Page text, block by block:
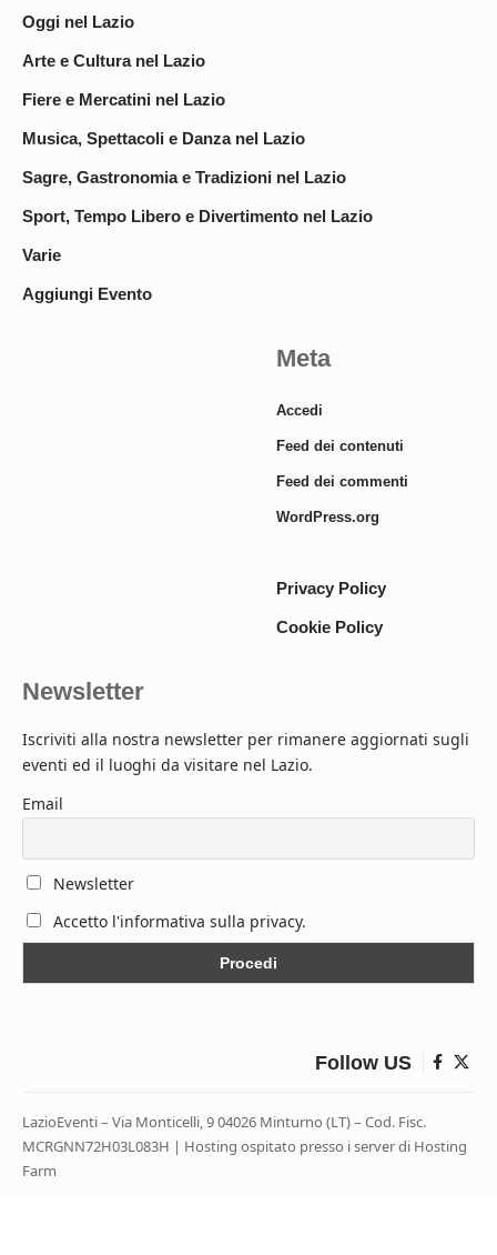
Oggi nel Lazio
Arte e Cultura nel Lazio
Fiere e Mercatini nel Lazio
Musica, Spettacoli e Danza nel Lazio
Sagre, Gastronomia e Tradizioni nel Lazio
Sport, Tempo Libero e Divertimento nel Lazio
Varie
Aggiungi Evento
Meta
Accedi
Feed dei contenuti
Feed dei commenti
WordPress.org
Privacy Policy
Cookie Policy
Newsletter
Iscriviti alla nostra newsletter per rimanere aggiornati sugli
eventi ed il luoghi da visitare nel Lazio.
Email
Newsletter
Accetto l'informativa sulla privacy.
Follow US
LazioEventi – Via Monticelli, 9 04026 Minturno (LT) – Cod. Fisc.
MCRGNN72H03L083H | Hosting ospitato presso i server di Hosting
Farm